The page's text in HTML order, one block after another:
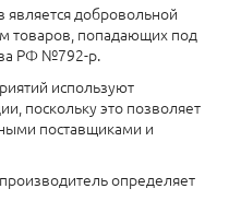
добровольной
товаров, попадающих под
РФ №792-р.
используют
поскольку это позволяет
поставщиками и
определяет